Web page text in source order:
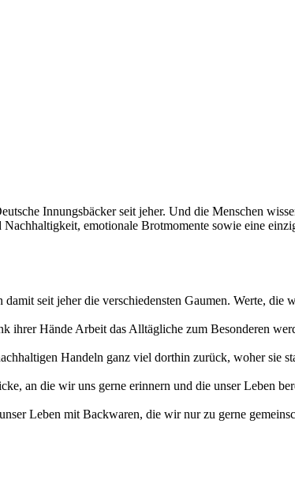
Innungsbäcker seit jeher. Und die Menschen
emotionale Brotmomente sowie eine
seit jeher die verschiedensten Gaumen. Werte, die
ihrer Hände Arbeit das Alltägliche zum Besonderen
Handeln ganz viel dorthin zurück, woher sie
an die wir uns gerne erinnern und die unser Leben
Leben mit Backwaren, die wir nur zu gerne